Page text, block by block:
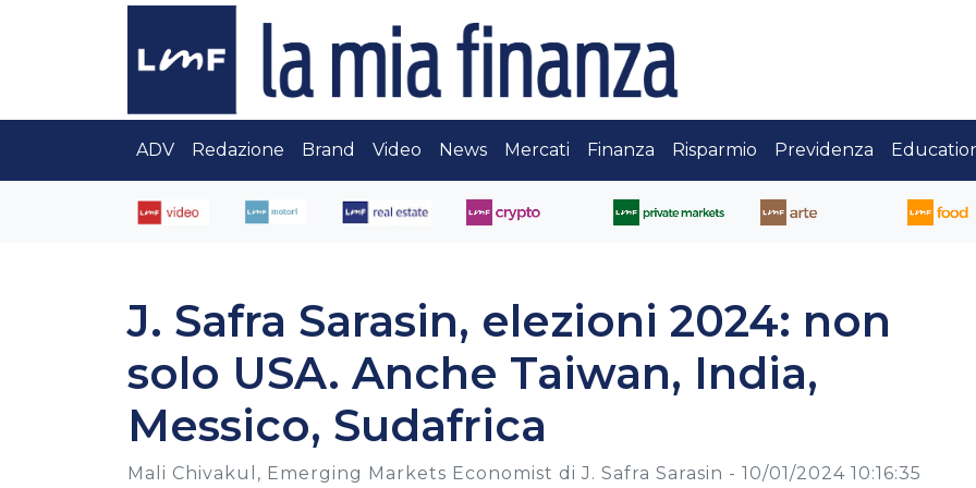
ADV Redazione Brand Video News Mercati Finanza Risparmio Previdenza
J. Safra Sarasin, elezioni 2024: non
solo USA. Anche Taiwan, India,
Messico, Sudafrica
Mali Chivakul, Emerging Markets Economist di J. Safra Sarasin - 10/01/2024 10:16:35